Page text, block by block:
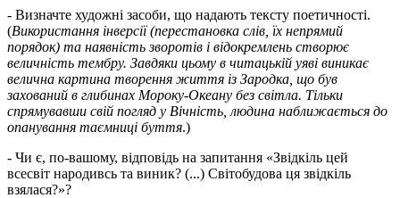
- Визначте художні засоби, що надають тексту поетичності.
(Використання інверсії (перестановка слів, їх непрямий
порядок) та наявність зворотів і відокремлень створює
величність тембру. Завдяки цьому в читацькій уяві виникає
велична картина творення життя із Зародка, що був
захований в глибинах Мороку-Океану без світла. Тільки
спрямувавши свій погляд у Вічність, людина наближається до
опанування таємниці буття.)
- Чи є, по-вашому, відповідь на запитання «Звідкіль цей
всесвіт народивсь та виник? (...) Світобудова ця звідкіль
взялася?»?